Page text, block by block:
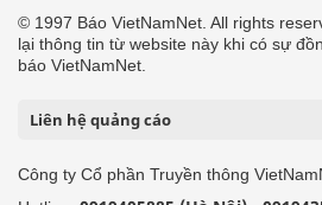
© 1997 Báo VietNamNet. All rights
lại thông tin từ website này khi có sự
báo VietNamNet.
Liên hệ quảng cáo
Công ty Cổ phần Truyền thông